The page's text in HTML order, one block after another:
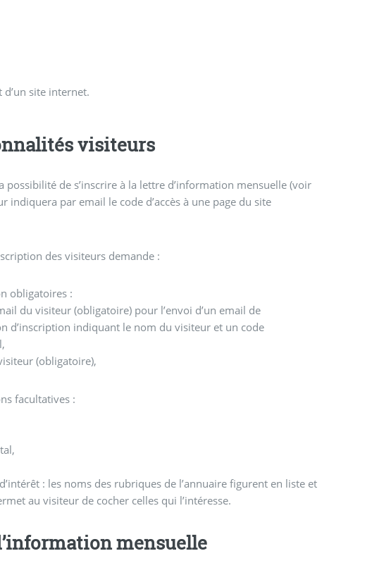
site internet.
visiteurs
possibilité de s’inscrire à la lettre d’information mensuelle (voir
indiquera par email le code d’accès à une page du site
des visiteurs demande :
obligatoires :
du visiteur (obligatoire) pour l’envoi d’un email de
d’inscription indiquant le nom du visiteur et un code
(obligatoire),
facultatives :
: les noms des rubriques de l’annuaire figurent en liste et
au visiteur de cocher celles qui l’intéresse.
mensuelle